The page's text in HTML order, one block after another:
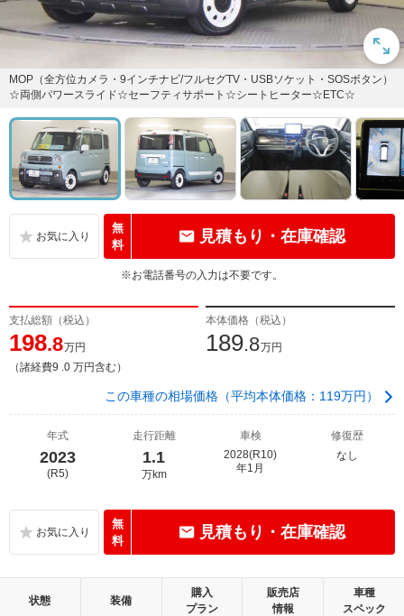
MOP（全方位カメラ・9インチナビ/フルセグTV・USBソケット・SOSボタン）
☆両側パワースライド☆セーフティサポート☆シートヒーター☆ETC☆
無
料
見積もり・在庫確認
※お電話番号の入力は不要です。
支払総額（税込）
198.8万円
（諸経費9 .0 万円含む）
本体価格（税込）
189.8万円
この車種の相場価格（平均本体価格：119万円）
年式
2023
(R5)
走行距離
1.1
万km
車検
2028(R10)
年1月
修復歴
なし
無
料
見積もり・在庫確認
状態 装備
購入
プラン
販売店
情報
車種
スペック